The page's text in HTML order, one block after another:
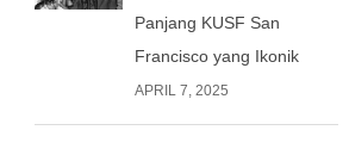
Panjang KUSF San
Francisco yang Ikonik
APRIL 7, 2025